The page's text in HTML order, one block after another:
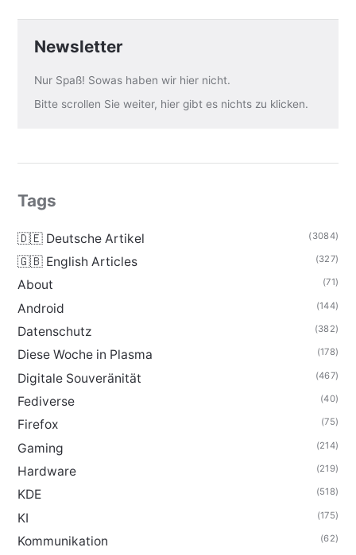
Newsletter
Nur Spaß! Sowas haben wir hier nicht.
Bitte scrollen Sie weiter, hier gibt es nichts zu klicken.
Tags
🇩🇪 Deutsche Artikel (3084)
🇬🇧 English Articles (327)
About (71)
Android (144)
Datenschutz (382)
Diese Woche in Plasma (178)
Digitale Souveränität (467)
Fediverse (40)
Firefox (75)
Gaming (214)
Hardware (219)
KDE (518)
KI (175)
Kommunikation (62)